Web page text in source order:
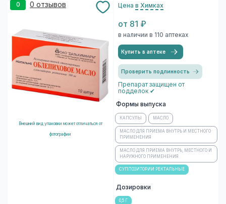
0 0 отзывов
Внешний вид упаковки может отличаться от
фотографии
Цена в Химках
от 81 ₽
в наличии в 110 аптеках
Купить в аптеке
Проверить подлинность
Препарат защищен от
подделок ✔
Формы выпуска
КАПСУЛЫ МАСЛО
МАСЛО ДЛЯ ПРИЕМА ВНУТРЬ И МЕСТНОГО
ПРИМЕНЕНИЯ
МАСЛО ДЛЯ ПРИЕМА ВНУТРЬ, МЕСТНОГО И
НАРУЖНОГО ПРИМЕНЕНИЯ
СУППОЗИТОРИИ РЕКТАЛЬНЫЕ
Дозировки
0,5 Г